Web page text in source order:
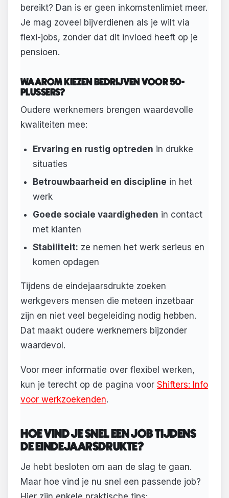
bereikt? Dan is er geen inkomstenlimiet meer.
Je mag zoveel bijverdienen als je wilt via
flexi-jobs, zonder dat dit invloed heeft op je
pensioen.
WAAROM KIEZEN BEDRIJVEN VOOR 50-
PLUSSERS?
Oudere werknemers brengen waardevolle
kwaliteiten mee:
Ervaring en rustig optreden in drukke
situaties
Betrouwbaarheid en discipline in het
werk
Goede sociale vaardigheden in contact
met klanten
Stabiliteit: ze nemen het werk serieus en
komen opdagen
Tijdens de eindejaarsdrukte zoeken
werkgevers mensen die meteen inzetbaar
zijn en niet veel begeleiding nodig hebben.
Dat maakt oudere werknemers bijzonder
waardevol.
Voor meer informatie over flexibel werken,
kun je terecht op de pagina voor Shifters: Info
voor werkzoekenden.
HOE VIND JE SNEL EEN JOB TIJDENS
DE EINDEJAARSDRUKTE?
Je hebt besloten om aan de slag te gaan.
Maar hoe vind je nu snel een passende job?